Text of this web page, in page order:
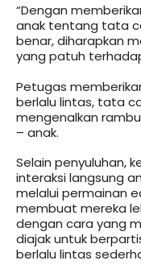
“Dengan
anak tentang tata
benar, diharapkan
yang patuh
Petugas
berlalu lintas, tata
mengenalkan
– anak.
Selain penyuluhan,
interaksi langsung
melalui permainan
membuat mereka
dengan cara yang
diajak untuk
berlalu lintas